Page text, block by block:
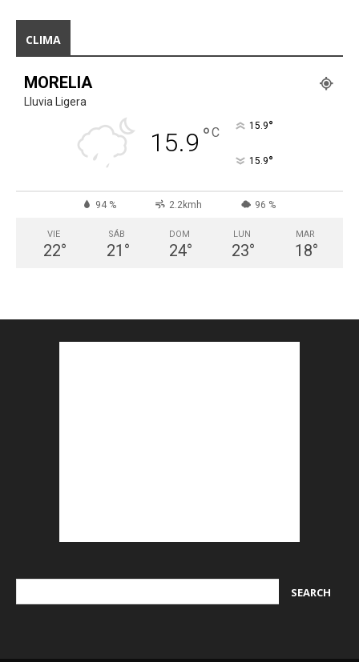
CLIMA
MORELIA
Lluvia Ligera
15.9 °C 15.9°
15.9°
94 % 2.2kmh 96 %
VIE
22°
SÁB
21 °
DOM
24°
LUN
23°
MAR
18°